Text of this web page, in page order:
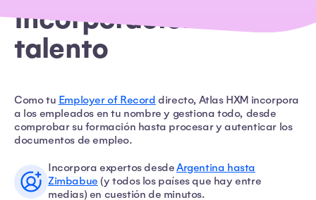
Incorporación de
talento
Como tu Employer of Record directo, Atlas HXM incorpora
a los empleados en tu nombre y gestiona todo, desde
comprobar su formación hasta procesar y autenticar los
documentos de empleo.
Incorpora expertos desdeArgentina hasta
Zimbabue (y todos los países que hay entre
medias) en cuestión de minutos.